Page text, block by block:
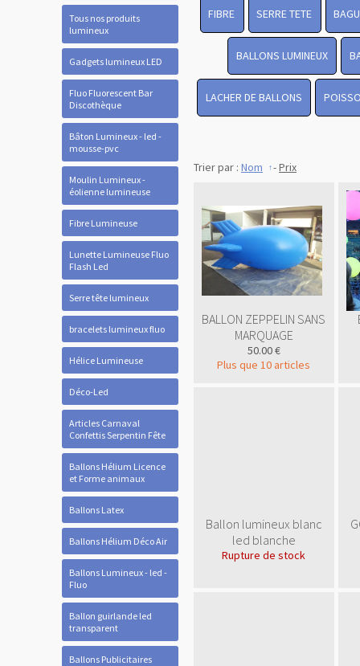
Tous nos produits
lumineux
Gadgets lumineux LED
Fluo Fluorescent Bar
Discothèque
Bâton Lumineux - led -
mousse-pvc
Moulin Lumineux -
éolienne lumineuse
Fibre Lumineuse
Lunette Lumineuse Fluo
Flash Led
Serre tête lumineux
bracelets lumineux fluo
Hélice Lumineuse
Déco-Led
Articles Carnaval
Confettis Serpentin Fête
Ballons Hélium Licence
et Forme animaux
Ballons Latex
Ballons Hélium Déco Air
Ballons Lumineux - led -
Fluo
Ballon guirlande led
transparent
Ballons Publicitaires
FIBRE SERRE TETE
BALLONS LUMINEUX
LACHER DE BALLONS
Trier par : Nom -Prix
BALLON ZEPPELIN SANS
MARQUAGE
50.00 €
Plus que 10 articles
Ballon lumineux blanc
led blanche
Rupture de stock